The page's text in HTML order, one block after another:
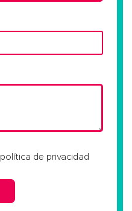
política de privacidad